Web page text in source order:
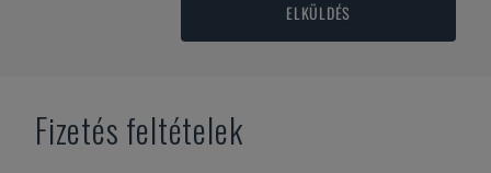
ELKÜLDÉS
Fizetés feltételek